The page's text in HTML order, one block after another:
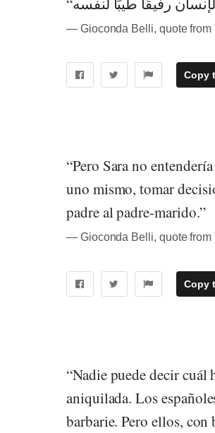
― Gioconda Belli, quote from
Copy
“Pero Sara no
uno mismo, tomar
padre al padre-marido.”
― Gioconda Belli, quote from
Copy
“Nadie puede decir
aniquilada. Los
barbarie. Pero ellos,